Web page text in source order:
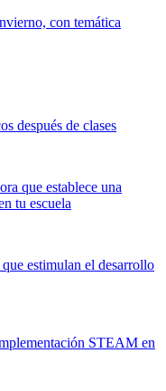
con temática
después de clases
que establece una
tu escuela
estimulan el desarrollo
STEAM en